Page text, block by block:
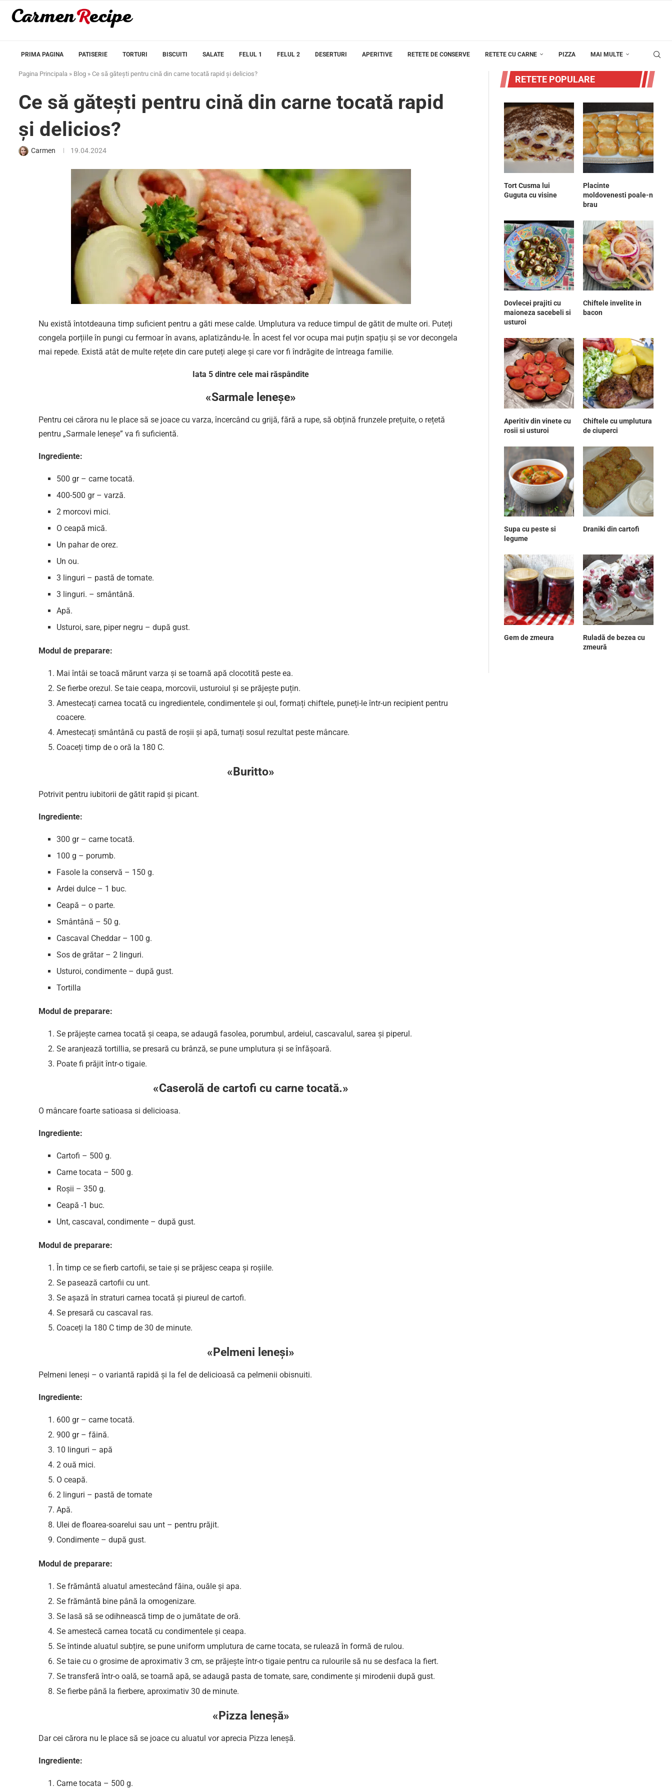
PRIMA PAGINA PATISERIE TORTURI BISCUITI SALATE FELUL 1 FELUL 2 DESERTURI APERITIVE RETETE DE CONSERVE RETETE CU CARNE PIZZA MAI MULTE
Pagina Principala » Blog » Ce să gătești pentru cină din carne tocată rapid și delicios?
Ce să gătești pentru cină din carne tocată rapid
și delicios?
Carmen 19.04.2024
Nu există întotdeauna timp suficient pentru a găti mese calde. Umplutura va reduce timpul de gătit de multe ori. Puteți
congela porțiile în pungi cu fermoar în avans, aplatizându-le. În acest fel vor ocupa mai puțin spațiu și se vor decongela
mai repede. Există atât de multe rețete din care puteți alege și care vor fi îndrăgite de întreaga familie.
Iata 5 dintre cele mai răspândite
«Sarmale leneșe»
Pentru cei cărora nu le place să se joace cu varza, încercând cu grijă, fără a rupe, să obțină frunzele prețuite, o rețetă
pentru „Sarmale leneșe” va fi suficientă.
Ingrediente:
500 gr – carne tocată.
400-500 gr – varză.
2 morcovi mici.
O ceapă mică.
Un pahar de orez.
Un ou.
3 linguri – pastă de tomate.
3 linguri. – smântână.
Apă.
Usturoi, sare, piper negru – după gust.
Modul de preparare:
Mai întâi se toacă mărunt varza și se toarnă apă clocotită peste ea.
Se fierbe orezul. Se taie ceapa, morcovii, usturoiul și se prăjește puțin.
Amestecați carnea tocată cu ingredientele, condimentele și oul, formați chiftele, puneți-le într-un recipient pentru
coacere.
Amestecați smântână cu pastă de roșii și apă, turnați sosul rezultat peste mâncare.
Coaceți timp de o oră la 180 C.
«Buritto»
Potrivit pentru iubitorii de gătit rapid și picant.
Ingrediente:
300 gr – carne tocată.
100 g – porumb.
Fasole la conservă – 150 g.
Ardei dulce – 1 buc.
Ceapă – o parte.
Smântână – 50 g.
Cascaval Cheddar – 100 g.
Sos de grătar – 2 linguri.
Usturoi, condimente – după gust.
Tortilla
Modul de preparare:
Se prăjește carnea tocată și ceapa, se adaugă fasolea, porumbul, ardeiul, cascavalul, sarea și piperul.
Se aranjează tortillia, se presară cu brânză, se pune umplutura și se înfășoară.
Poate fi prăjit într-o tigaie.
«Caserolă de cartofi cu carne tocată.»
O mâncare foarte satioasa si delicioasa.
Ingrediente:
Cartofi – 500 g.
Carne tocata – 500 g.
Roșii – 350 g.
Ceapă -1 buc.
Unt, cascaval, condimente – după gust.
Modul de preparare:
În timp ce se fierb cartofii, se taie și se prăjesc ceapa și roșiile.
Se pasează cartofii cu unt.
Se așază în straturi carnea tocată și piureul de cartofi.
Se presară cu cascaval ras.
Coaceți la 180 C timp de 30 de minute.
«Pelmeni leneși»
Pelmeni leneși – o variantă rapidă și la fel de delicioasă ca pelmenii obisnuiti.
Ingrediente:
600 gr – carne tocată.
900 gr – făină.
10 linguri – apă
2 ouă mici.
O ceapă.
2 linguri – pastă de tomate
Apă.
Ulei de floarea-soarelui sau unt – pentru prăjit.
Condimente – după gust.
Modul de preparare:
Se frământă aluatul amestecând făina, ouăle și apa.
Se frământă bine până la omogenizare.
Se lasă să se odihnească timp de o jumătate de oră.
Se amestecă carnea tocată cu condimentele și ceapa.
Se întinde aluatul subțire, se pune uniform umplutura de carne tocata, se rulează în formă de rulou.
Se taie cu o grosime de aproximativ 3 cm, se prăjește într-o tigaie pentru ca rulourile să nu se desfaca la fiert.
Se transferă într-o oală, se toarnă apă, se adaugă pasta de tomate, sare, condimente și mirodenii după gust.
Se fierbe până la fierbere, aproximativ 30 de minute.
«Pizza leneșă»
Dar cei cărora nu le place să se joace cu aluatul vor aprecia Pizza leneșă.
Ingrediente:
Carne tocata – 500 g.
RETETE POPULARE
Tort Cusma lui
Guguta cu visine
Placinte
moldovenesti poale-n
brau
Dovlecei prajiti cu
maioneza sacebeli si
usturoi
Chiftele invelite in
bacon
Aperitiv din vinete cu
rosii si usturoi
Chiftele cu umplutura
de ciuperci
Supa cu peste si
legume
Draniki din cartofi
Gem de zmeura
Ruladă de bezea cu
zmeură